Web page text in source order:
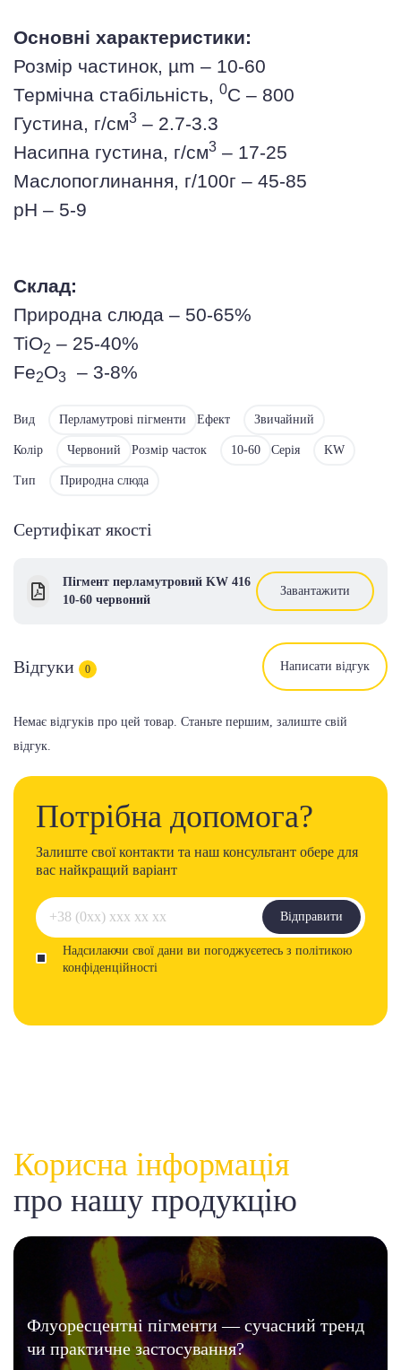
Основні характеристики:
Розмір частинок, µm – 10-60
Термічна стабільність, 0С – 800
Густина, г/см3 – 2.7-3.3
Насипна густина, г/см3 – 17-25
Маслопоглинання, г/100г – 45-85
рН – 5-9
Склад:
Природна слюда – 50-65%
TiO2 – 25-40%
Fe2O3 – 3-8%
Вид Перламутрові пігменти Ефект Звичайний
Колір Червоний Розмір часток 10-60 Серія KW
Тип Природна слюда
Сертифікат якості
Пігмент перламутровий KW 416
10-60 червоний
Завантажити
Відгуки 0 Написати відгук
Немає відгуків про цей товар. Станьте першим, залиште свій
відгук.
Потрібна допомога?
Залиште свої контакти та наш консультант обере для
вас найкращий варіант
Відправити
Надсилаючи свої дани ви погоджуєетесь з політикою
конфіденційності
Корисна інформація
про нашу продукцію
Флуоресцентні пігменти — сучасний тренд
чи практичне застосування?